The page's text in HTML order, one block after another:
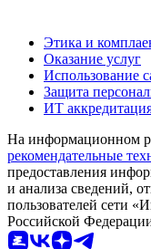
Этика и
Оказание услуг
Использование
Защита
ИТ
На информационном
рекомендательные
предоставления
и анализа сведений,
пользователей сети
Российской